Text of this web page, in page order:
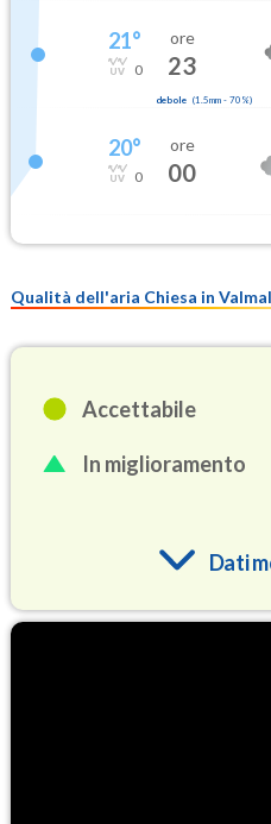
21°
0
ore
23
debole (1.5mm- 70 %)
20°
0
ore
00
Qualità dell'aria Chiesa in
Accettabile
In miglioramento
Dati